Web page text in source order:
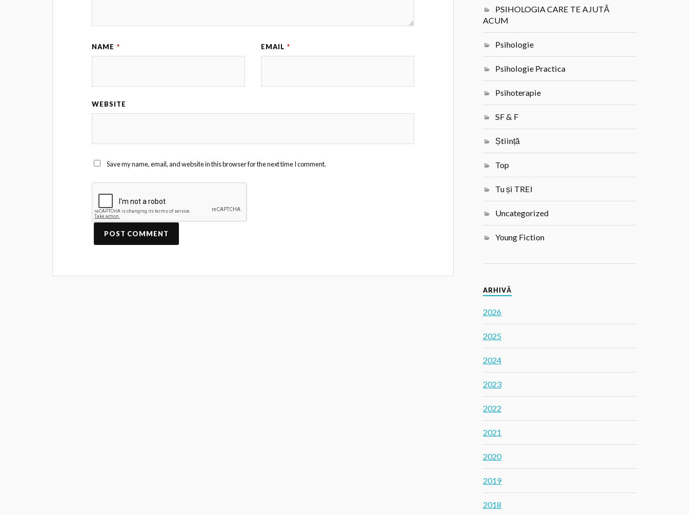
NAME * EMAIL *
WEBSITE
Save my name, email, and website in this browser for the next time I comment.
PSIHOLOGIA CARE TE AJUTĂ
ACUM
Psihologie
Psihologie Practica
Psihoterapie
SF & F
Știință
Top
Tu și TREI
Uncategorized
Young Fiction
ARHIVĂ
2026
2025
2024
2023
2022
2021
2020
2019
2018